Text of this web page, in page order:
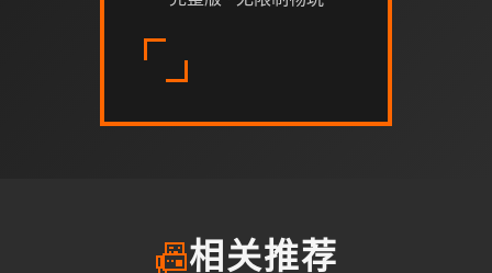
📠相关推荐